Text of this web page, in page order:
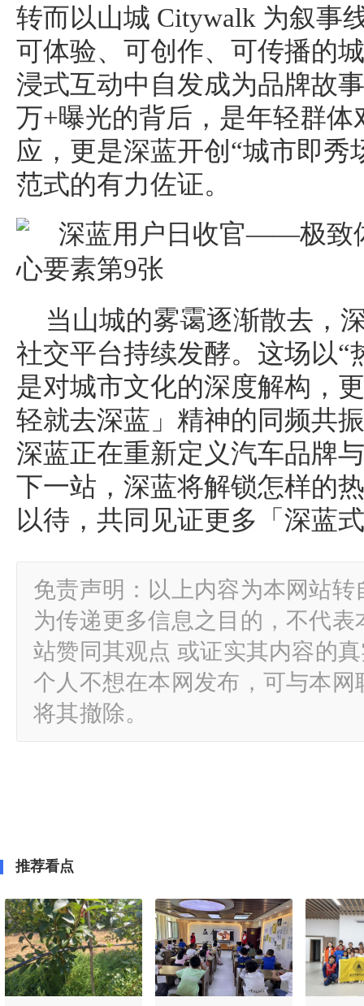
转而以山城 Citywalk 为叙事
可体验、可创作、可传播的
浸式互动中自发成为品牌故
万+曝光的背后，是年轻群
应，更是深蓝开创“城市即秀
范式的有力佐证。
当山城的雾霭逐渐散去，
社交平台持续发酵。这场以“
是对城市文化的深度解构，
轻就去深蓝」精神的同频共
深蓝正在重新定义汽车品牌
下一站，深蓝将解锁怎样的
以待，共同见证更多「深蓝
免责声明：以上内容为本网站
为传递更多信息之目的，不代
站赞同其观点 或证实其内容的
个人不想在本网发布，可与本
将其撤除。
推荐看点